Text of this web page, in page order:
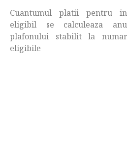
Cuantumul platii pentru
eligibil se calculeaza
plafonului stabilit la
eligibile